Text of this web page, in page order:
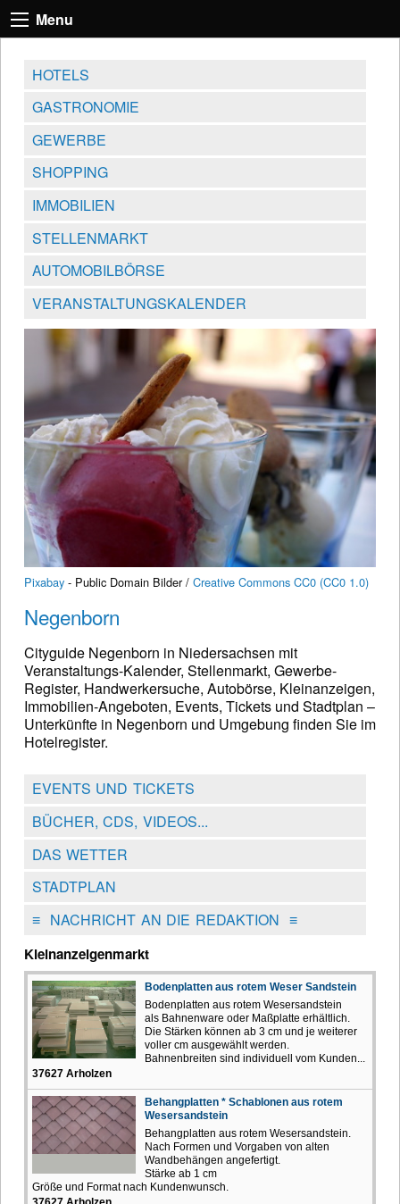
Menu
HOTELS
GASTRONOMIE
GEWERBE
SHOPPING
IMMOBILIEN
STELLENMARKT
AUTOMOBILBÖRSE
VERANSTALTUNGSKALENDER
Pixabay - Public Domain Bilder / Creative Commons CC0 (CC0 1.0)
Negenborn
Cityguide Negenborn in Niedersachsen mit
Veranstaltungs-Kalender, Stellenmarkt, Gewerbe-
Register, Handwerkersuche, Autobörse, Kleinanzeigen,
Immobilien-Angeboten, Events, Tickets und Stadtplan –
Unterkünfte in Negenborn und Umgebung finden Sie im
Hotelregister.
EVENTS UND TICKETS
BÜCHER, CDS, VIDEOS...
DAS WETTER
STADTPLAN
≡NACHRICHT AN DIE REDAKTION ≡
Kleinanzeigenmarkt
Bodenplatten aus rotem Weser Sandstein
Bodenplatten aus rotem Wesersandstein
als Bahnenware oder Maßplatte erhältlich.
Die Stärken können ab 3 cm und je weiterer
voller cm ausgewählt werden.
Bahnenbreiten sind individuell vom Kunden...
37627 Arholzen
Behangplatten * Schablonen aus rotem
Wesersandstein
Behangplatten aus rotem Wesersandstein.
Nach Formen und Vorgaben von alten
Wandbehängen angefertigt.
Stärke ab 1 cm
Größe und Format nach Kundenwunsch.